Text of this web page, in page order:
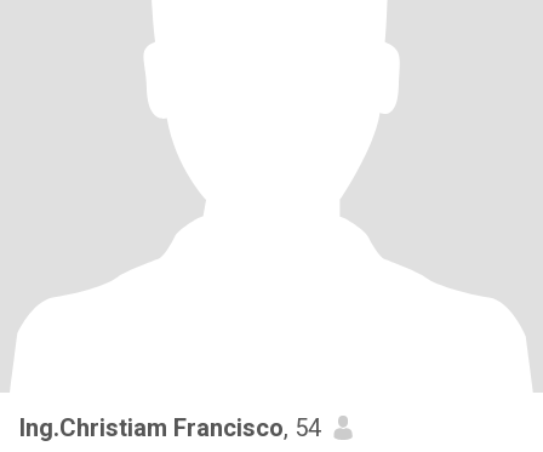
Ing.Christiam Francisco, 54